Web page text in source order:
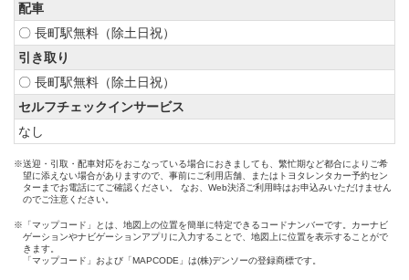
配車
〇 長町駅無料（除土日祝）
引き取り
〇 長町駅無料（除土日祝）
セルフチェックインサービス
なし
※送迎・引取・配車対応をおこなっている場合におきましても、繁忙期など都合によりご希
望に添えない場合がありますので、事前にご利用店舗、またはトヨタレンタカー予約セン
ターまでお電話にてご確認ください。 なお、Web決済ご利用時はお申込みいただけません
のでご注意ください。
※「マップコード」とは、地図上の位置を簡単に特定できるコードナンバーです。カーナビ
ゲーションやナビゲーションアプリに入力することで、地図上に位置を表示することがで
きます。
「マップコード」および「MAPCODE」は(株)デンソーの登録商標です。